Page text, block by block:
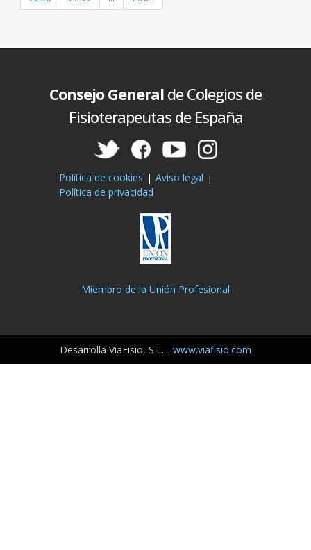
Consejo General de Colegios de
Fisioterapeutas de España
Política de cookies
Aviso legal
Política de privacidad
Miembro de la Unión Profesional
Desarrolla ViaFisio, S.L. - www.viafisio.com